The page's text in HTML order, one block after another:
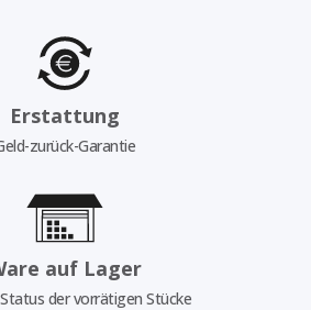
Erstattung
zurück-Garantie
auf Lager
der vorrätigen Stücke